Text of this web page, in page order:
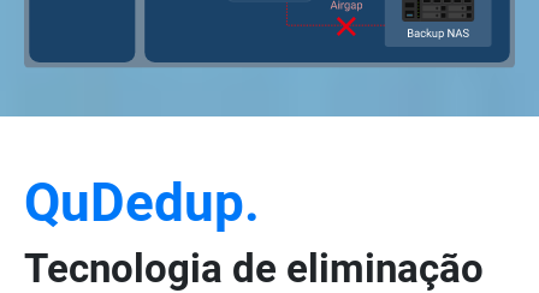
QuDedup.
Tecnologia de eliminação